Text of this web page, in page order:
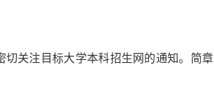
关注目标大学本科招生网的通知。简章